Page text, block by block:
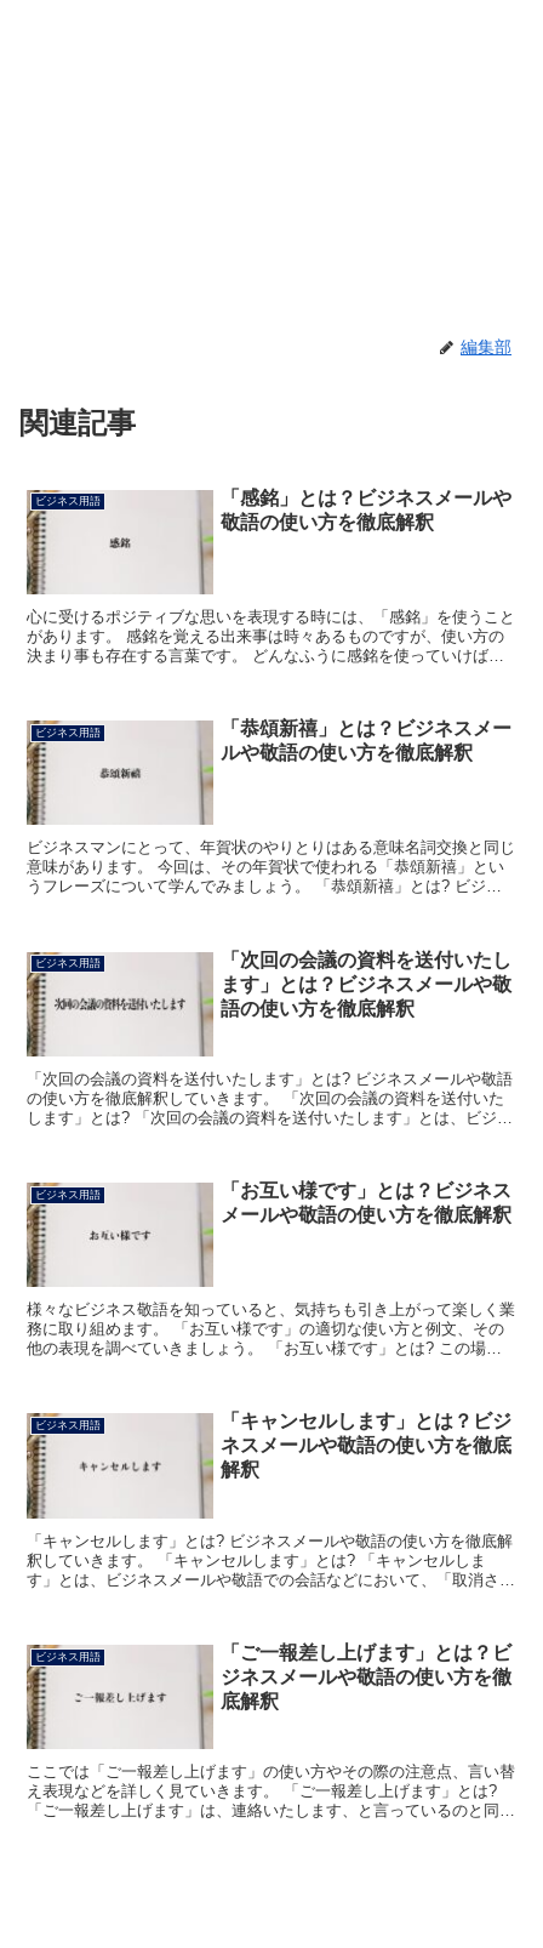
編集部
関連記事
ビジネス用語
「感銘」とは？ビジネスメールや
敬語の使い方を徹底解釈
心に受けるポジティブな思いを表現する時には、「感銘」を使うこと
があります。 感銘を覚える出来事は時々あるものですが、使い方の
決まり事も存在する言葉です。 どんなふうに感銘を使っていけば良
ビジネス用語
「恭頌新禧」とは？ビジネスメー
ルや敬語の使い方を徹底解釈
ビジネスマンにとって、年賀状のやりとりはある意味名詞交換と同じ
意味があります。 今回は、その年賀状で使われる「恭頌新禧」とい
うフレーズについて学んでみましょう。 「恭頌新禧」とは? ビジネ
ビジネス用語
「次回の会議の資料を送付いたし
ます」とは？ビジネスメールや敬
語の使い方を徹底解釈
「次回の会議の資料を送付いたします」とは? ビジネスメールや敬語
の使い方を徹底解釈していきます。 「次回の会議の資料を送付いた
します」とは? 「次回の会議の資料を送付いたします」とは、ビジネ
ビジネス用語
「お互い様です」とは？ビジネス
メールや敬語の使い方を徹底解釈
様々なビジネス敬語を知っていると、気持ちも引き上がって楽しく業
務に取り組めます。 「お互い様です」の適切な使い方と例文、その
他の表現を調べていきましょう。 「お互い様です」とは? この場合
ビジネス用語
「キャンセルします」とは？ビジ
ネスメールや敬語の使い方を徹底
解釈
「キャンセルします」とは? ビジネスメールや敬語の使い方を徹底解
釈していきます。 「キャンセルします」とは? 「キャンセルしま
す」とは、ビジネスメールや敬語での会話などにおいて、「取消させ
ビジネス用語
「ご一報差し上げます」とは？ビ
ジネスメールや敬語の使い方を徹
底解釈
ここでは「ご一報差し上げます」の使い方やその際の注意点、言い替
え表現などを詳しく見ていきます。 「ご一報差し上げます」とは?
「ご一報差し上げます」は、連絡いたします、と言っているのと同じ